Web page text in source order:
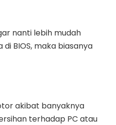
nanti lebih mudah
BIOS, maka biasanya
akibat banyaknya
terhadap PC atau